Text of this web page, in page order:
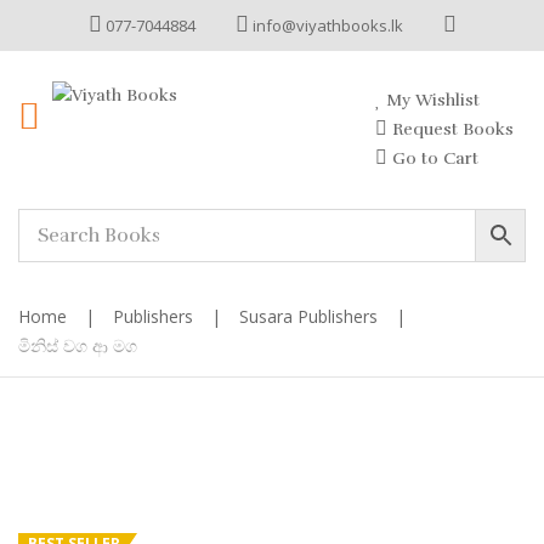
077-7044884 info@viyathbooks.lk
My Wishlist
Request Books
Go to Cart
Home | Publishers | Susara Publishers
|
මිනිස් වග ආ මග